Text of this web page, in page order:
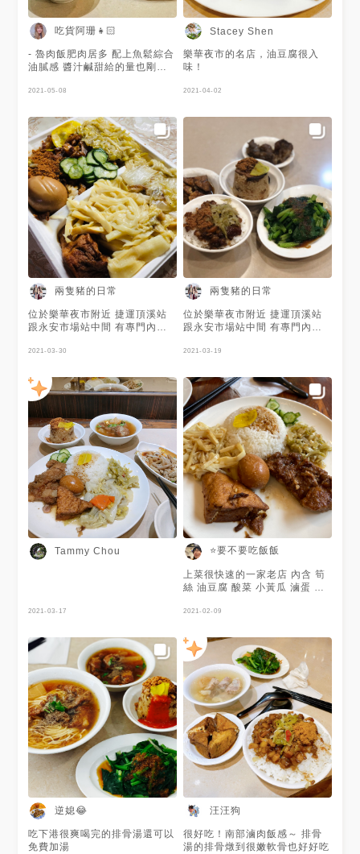
吃貨阿珊👧🏻
- 魯肉飯肥肉居多 配上魚鬆綜合
油膩感 醬汁鹹甜給的量也剛好
軟糯Q彈 調味比較淡 屬於清爽
菜滿新鮮 加上蒜酥的加持整體
不賴 排骨酥湯燉的軟爛入味 可
惜湯頭偏鹹 ▫下港米糕排骨酥店
📞02-2232-5739 ⏱11:00-
14:00、17:00-20:30（週日
休） ▫️新北市永和區保平路14號
2021-05-08
Stacey Shen
樂華夜市的名店，油豆腐很入
味！
2021-04-02
兩隻豬的日常
位於樂華夜市附近 捷運頂溪站
跟永安市場站中間 有專門內用
座位也蠻多的 🍚飯類 🌱白飯 🌱
特製排骨飯 🌱滷肉便當 🍚湯類
🌱排骨酥湯 🌱苦瓜排骨湯 🌱香
菇雞湯 🌱下水湯 🌱鹹菜肉絲湯
🍚乾/湯麵類 🌱乾/湯油麵 🌱乾/
湯米粉 🌱乾/湯冬粉 🍚麵（米
粉/冬粉）類 🌱排骨酥麵（米粉/
冬粉） 🌱苦瓜排骨麵（米粉/冬
粉） 🌱香菇雞麵（米粉/冬粉）
🌱下水麵線（米粉/冬粉） 🌱鹹
菜肉絲麵（米粉/冬粉） 🍚小菜
類 🌱肝連 🌱嘴邊瘦肉 🌱大腸頭
🌱脆腸 🌱海蜇皮 🌱乾下水 🌱魯
白菜 🌱魯筍絲 🌱油豆腐 🌱燙青
菜 🌱焢肉一片 🌱特製排骨一片
🌱魯蛋 🥩特製排骨飯 一顆滷
骨的口感入口即化，分量很足
帶有些微黑胡椒味，些許香菜提
味 蘿蔔鬆軟清甜，吸附了排骨
酥的湯汁 排骨酥質地柔軟，鹹
香中有胡椒香氣 麵條為一般的
油麵 🥩筒仔米糕 在上頭的滷肉
上，灑上一些魚鬆 米粒偏硬，
較有口感，Ｑ彈帶點黏性 最後
淋上甜辣醬 🥩排骨湯 排骨酥份
量蠻多，至少有五塊排骨 湯頭
清甜，不乾不燥 排骨軟嫩，肉
質的部分帶點軟骨 軟骨也可食
用，口感軟脆 冬瓜也幾乎是入
口即化 🥩滷肉飯 灑上魚鬆 粒粒
分明的白米飯 淋上黑香味四溢
的肉燥，入口即化 非常好吃 🥩
特製排骨 排骨肉質軟化，味道
不會太鹹 非常好吃 整體而言 餐
2021-03-30
兩隻豬的日常
位於樂華夜市附近 捷運頂溪站
跟永安市場站中間 有專門內用
座位也蠻多的 🍚飯類 🌱白飯 🌱
特製排骨飯 🌱滷肉便當 🍚湯類
🌱排骨酥湯 🌱苦瓜排骨湯 🌱香
菇雞湯 🌱下水湯 🌱鹹菜肉絲湯
🍚乾/湯麵類 🌱乾/湯油麵 🌱乾/
湯米粉 🌱乾/湯冬粉 🍚麵（米
粉/冬粉）類 🌱排骨酥麵（米粉/
冬粉） 🌱苦瓜排骨麵（米粉/冬
粉） 🌱香菇雞麵（米粉/冬粉）
🌱下水麵線（米粉/冬粉） 🌱鹹
菜肉絲麵（米粉/冬粉） 🍚小菜
🌱脆腸 🌱海蜇皮 🌱乾下水 🌱魯
白菜 🌱魯筍絲 🌱油豆腐 🌱燙青
菜 🌱焢肉一片 🌱特製排骨一片
🌱魯蛋 🥩特製排骨飯 一顆滷
蛋、一大份筍絲、油豆腐兩塊
油豆腐帶有滿滿的湯汁，口感嫩
骨的口感入口即化，分量很足
帶有些微黑胡椒味，些許香菜提
味 蘿蔔鬆軟清甜，吸附了排骨
酥的湯汁 排骨酥質地柔軟，鹹
香中有胡椒香氣 麵條為一般的
油麵 🥩筒仔米糕 在上頭的滷肉
上，灑上一些魚鬆 米粒偏硬，
較有口感，Ｑ彈帶點黏性 最後
淋上甜辣醬 🥩排骨湯 排骨酥份
量蠻多，至少有五塊排骨 湯頭
清甜，不乾不燥 排骨軟嫩，肉
質的部分帶點軟骨 軟骨也可食
用，口感軟脆 冬瓜也幾乎是入
分明的白米飯 淋上黑香味四溢
的肉燥，入口即化 非常好吃 🥩
特製排骨 排骨肉質軟化，味道
不會太鹹 非常好吃 整體而言 餐
2021-03-19
Tammy Chou
2021-03-17
⭐️要不要吃飯飯
上菜很快速的一家老店 內含 筍
絲 油豆腐 酸菜 小黃瓜 滷蛋 當
味道很淡 只有微微的甜味和淡
是中規中矩 不會過鹹 他們家的
排骨特色就是 很軟爛 有很重的
胡椒味 我很喜歡😋
2021-02-09
逆媳😂
吃下港很爽喝完的排骨湯還可以
免費加湯
汪汪狗
很好吃！南部滷肉飯感～ 排骨
湯的排骨燉到很嫩軟骨也好好吃